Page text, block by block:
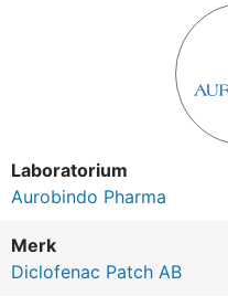
Laboratorium
Aurobindo Pharma
Merk
Diclofenac Patch AB